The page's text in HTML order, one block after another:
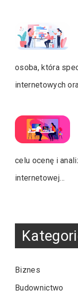
osoba, która
internetowych
celu ocenę i
internetowej…
Biznes
Budownictwo